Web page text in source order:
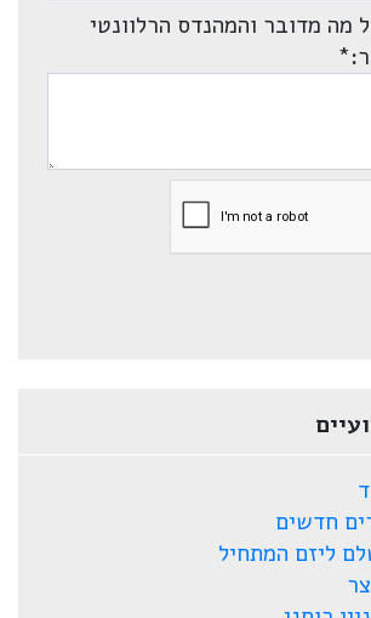
מה מדובר והמהנדס הרלוונטי
*
חדשים
ליזם המתחיל